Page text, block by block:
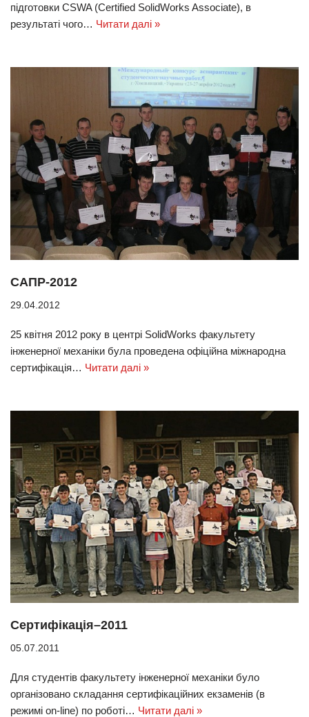
підготовки CSWA (Certified SolidWorks Associate), в
результаті чого… Читати далі »
САПР-2012
29.04.2012
25 квітня 2012 року в центрі SolidWorks факультету
інженерної механіки була проведена офіційна міжнародна
сертифікація… Читати далі »
Сертифікація–2011
05.07.2011
Для студентів факультету інженерної механіки було
організовано складання сертифікаційних екзаменів (в
режимі on-line) по роботі… Читати далі »